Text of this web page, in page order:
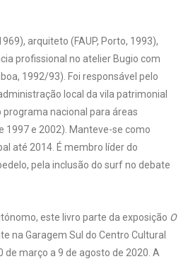
arquiteto (FAUP, Porto, 1993),
profissional no atelier Bugio com
1992/93). Foi responsável pelo
local da vila patrimonial
nacional para áreas
1997 e 2002). Manteve-se como
até 2014. É membro líder do
pela inclusão do surf no debate
este livro parte da exposição O
na Garagem Sul do Centro Cultural
de março a 9 de agosto de 2020. A